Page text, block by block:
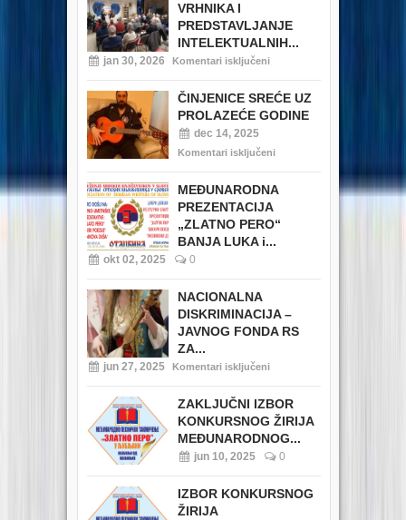
VRHNIKA I
PREDSTAVLJANJE
INTELEKTUALNIH...
jan 30, 2026 Komentari isključeni
ČINJENICE SREĆE UZ
PROLAZEĆE GODINE
dec 14, 2025
Komentari isključeni
MEĐUNARODNA
PREZENTACIJA
„ZLATNO PERO“
BANJA LUKA i...
okt 02, 2025 0
NACIONALNA
DISKRIMINACIJA –
JAVNOG FONDA RS
ZA...
jun 27, 2025 Komentari isključeni
ZAKLJUČNI IZBOR
KONKURSNOG ŽIRIJA
MEĐUNARODNOG...
jun 10, 2025 0
IZBOR KONKURSNOG
ŽIRIJA